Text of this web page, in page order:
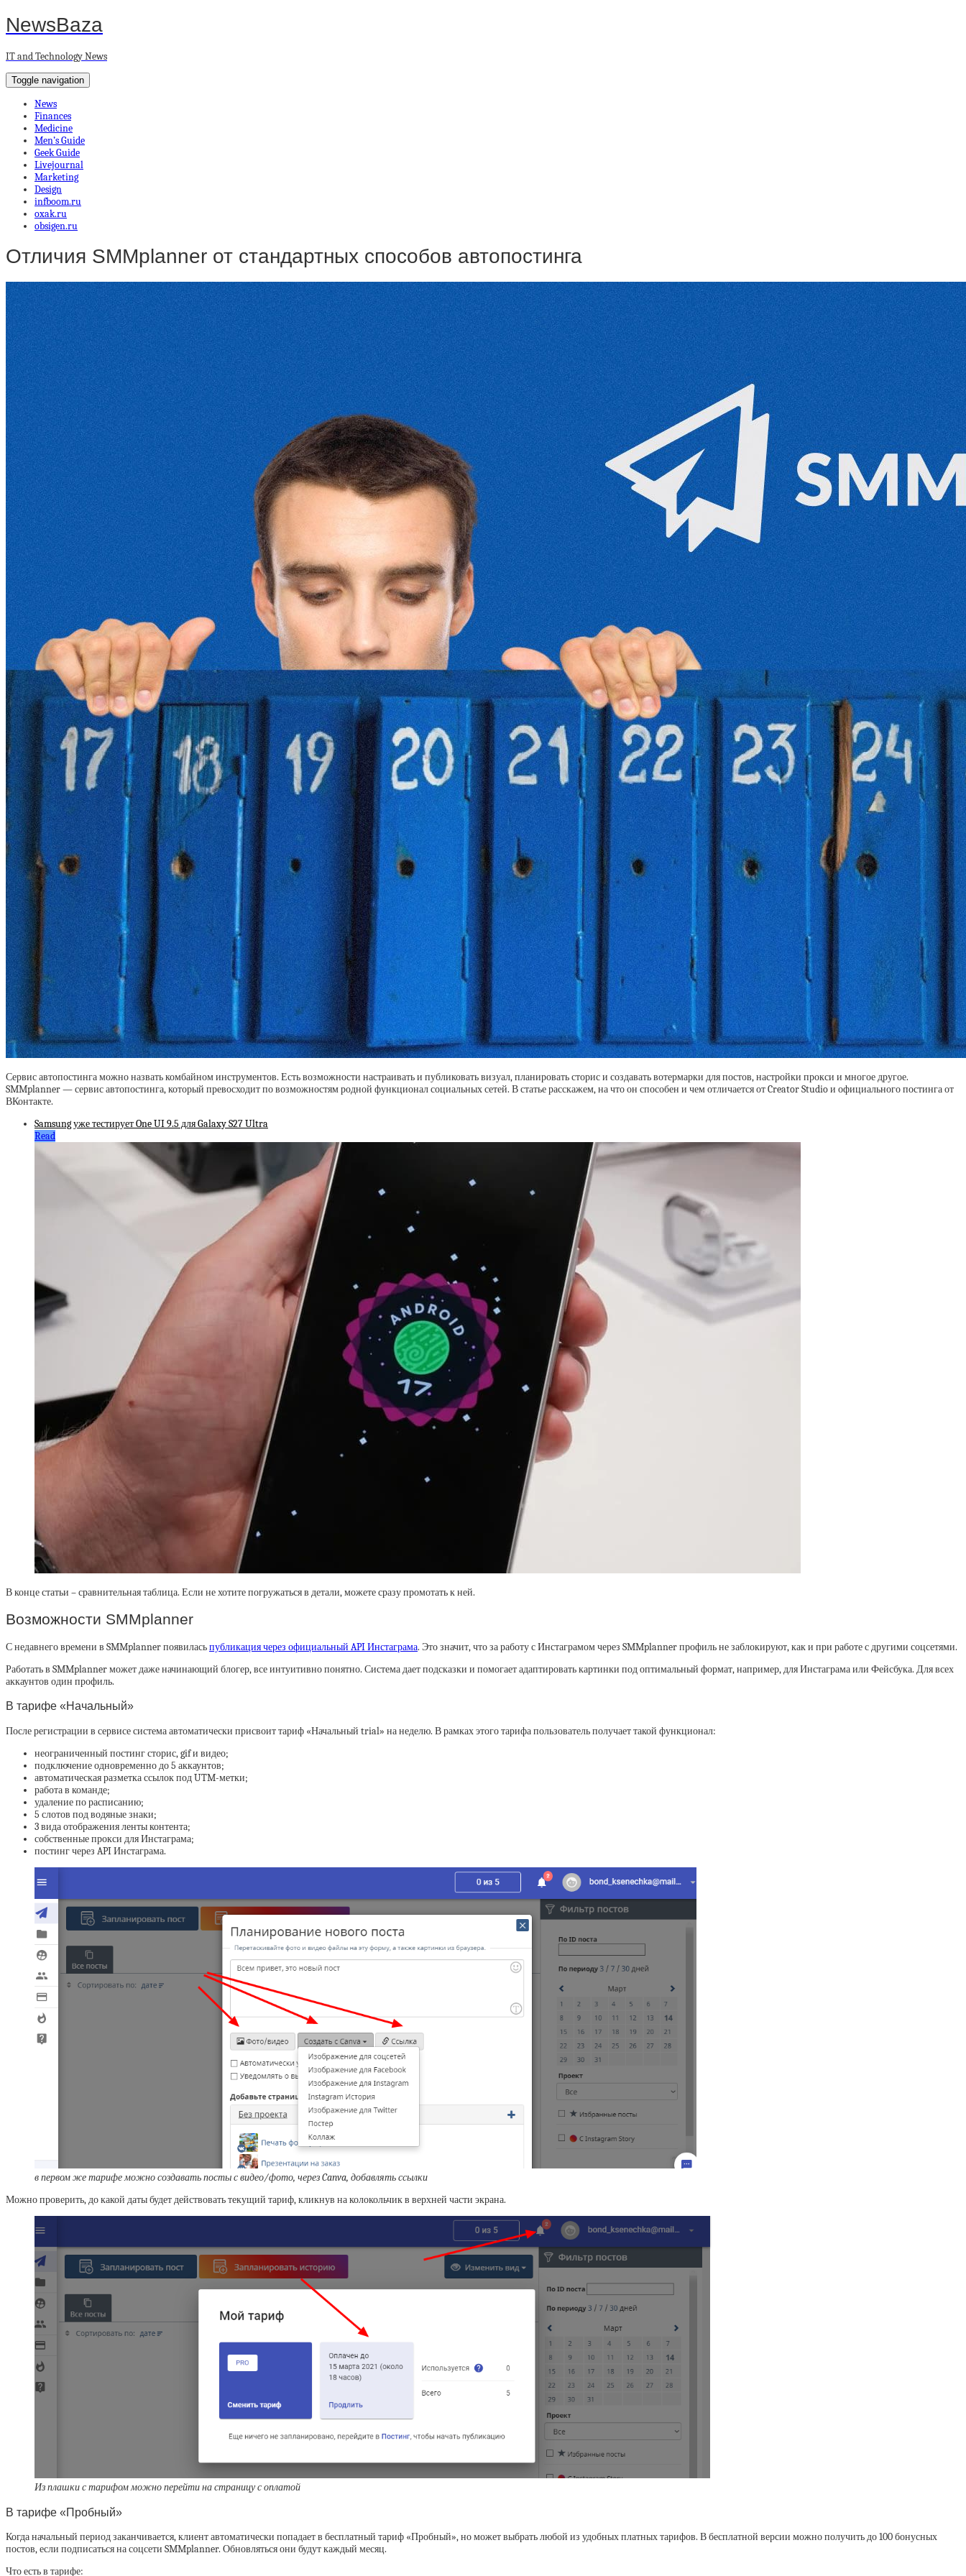
NewsBaza
IT and Technology News
Toggle navigation
News
Finances
Medicine
Men’s Guide
Geek Guide
Livejournal
Marketing
Design
infboom.ru
oxak.ru
obsigen.ru
Отличия SMMplanner от стандартных способов автопостинга
Сервис автопостинга можно назвать комбайном инструментов. Есть возможности настраивать и публиковать визуал, планировать сторис и создавать вотермарки для постов, настройки прокси и многое другое.
SMMplanner — сервис автопостинга, который превосходит по возможностям родной функционал социальных сетей. В статье расскажем, на что он способен и чем отличается от Creator Studio и официального постинга от
ВКонтакте.
Samsung уже тестирует One UI 9.5 для Galaxy S27 Ultra
Read
В конце статьи – сравнительная таблица. Если не хотите погружаться в детали, можете сразу промотать к ней.
Возможности SMMplanner
С недавнего времени в SMMplanner появиласьпубликация через официальный API Инстаграма. Это значит, что за работу с Инстаграмом через SMMplanner профиль не заблокируют, как и при работе с другими соцсетями.
Работать в SMMplanner может даже начинающий блогер, все интуитивно понятно. Система дает подсказки и помогает адаптировать картинки под оптимальный формат, например, для Инстаграма или Фейсбука. Для всех
аккаунтов один профиль.
В тарифе «Начальный»
После регистрации в сервисе система автоматически присвоит тариф «Начальный trial» на неделю. В рамках этого тарифа пользователь получает такой функционал:
неограниченный постинг сторис, gif и видео;
подключение одновременно до 5 аккаунтов;
автоматическая разметка ссылок под UTM-метки;
работа в команде;
удаление по расписанию;
5 слотов под водяные знаки;
3 вида отображения ленты контента;
собственные прокси для Инстаграма;
постинг через API Инстаграма.
в первом же тарифе можно создавать посты с видео/фото, через Canva, добавлять ссылки
Можно проверить, до какой даты будет действовать текущий тариф, кликнув на колокольчик в верхней части экрана.
Из плашки с тарифом можно перейти на страницу с оплатой
В тарифе «Пробный»
Когда начальный период заканчивается, клиент автоматически попадает в бесплатный тариф «Пробный», но может выбрать любой из удобных платных тарифов. В бесплатной версии можно получить до 100 бонусных
постов, если подписаться на соцсети SMMplanner. Обновляться они будут каждый месяц.
Что есть в тарифе: